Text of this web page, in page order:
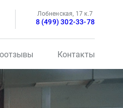
Лобненская, 17 к.7
8 (499) 302-33-78
Контакты